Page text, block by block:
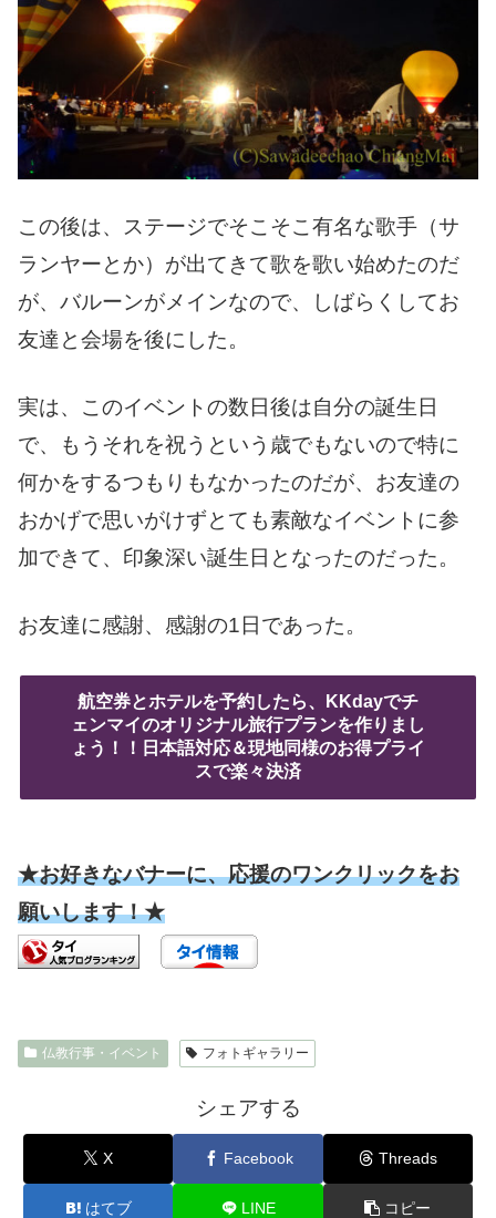
この後は、ステージでそこそこ有名な歌手（サ
ランヤーとか）が出てきて歌を歌い始めたのだ
が、バルーンがメインなので、しばらくしてお
友達と会場を後にした。
実は、このイベントの数日後は自分の誕生日
で、もうそれを祝うという歳でもないので特に
何かをするつもりもなかったのだが、お友達の
おかげで思いがけずとても素敵なイベントに参
加できて、印象深い誕生日となったのだった。
お友達に感謝、感謝の1日であった。
航空券とホテルを予約したら、KKdayでチ
ェンマイのオリジナル旅行プランを作りまし
ょう！！日本語対応＆現地同様のお得プライ
スで楽々決済
★お好きなバナーに、応援のワンクリックをお
願いします！★
仏教行事・イベント フォトギャラリー
シェアする
X Facebook Threads
はてブ LINE コピー